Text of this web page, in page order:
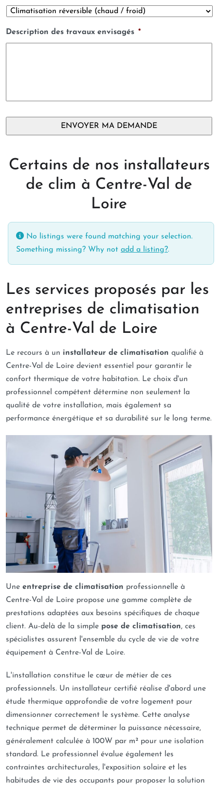
Description des travaux envisagés *
Certains de nos installateurs
de clim à Centre-Val de
Loire
No listings were found matching your selection.
Something missing? Why not add a listing?.
Les services proposés par les
entreprises de climatisation
à Centre-Val de Loire
Le recours à un installateur de climatisation qualifié à
Centre-Val de Loire devient essentiel pour garantir le
confort thermique de votre habitation. Le choix d'un
professionnel compétent détermine non seulement la
qualité de votre installation, mais également sa
performance énergétique et sa durabilité sur le long terme.
Une entreprise de climatisation professionnelle à
Centre-Val de Loire propose une gamme complète de
prestations adaptées aux besoins spécifiques de chaque
client. Au-delà de la simple pose de climatisation, ces
spécialistes assurent l'ensemble du cycle de vie de votre
équipement à Centre-Val de Loire.
L'installation constitue le cœur de métier de ces
professionnels. Un installateur certifié réalise d'abord une
étude thermique approfondie de votre logement pour
dimensionner correctement le système. Cette analyse
technique permet de déterminer la puissance nécessaire,
généralement calculée à 100W par m² pour une isolation
standard. Le professionnel évalue également les
contraintes architecturales, l'exposition solaire et les
habitudes de vie des occupants pour proposer la solution